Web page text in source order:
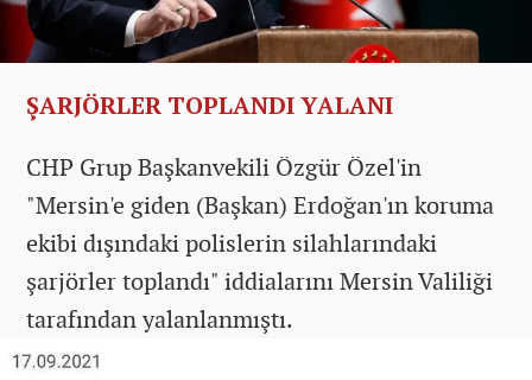
ŞARJÖRLER TOPLANDI YALANI
CHP Grup Başkanvekili Özgür Özel'in
"Mersin'e giden (Başkan) Erdoğan'ın koruma
ekibi dışındaki polislerin silahlarındaki
şarjörler toplandı" iddialarını Mersin Valiliği
tarafından yalanlanmıştı.